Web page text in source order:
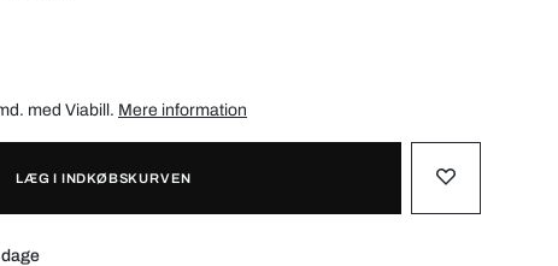
med Viabill . Mere information
LÆG I INDKØBSKURVEN